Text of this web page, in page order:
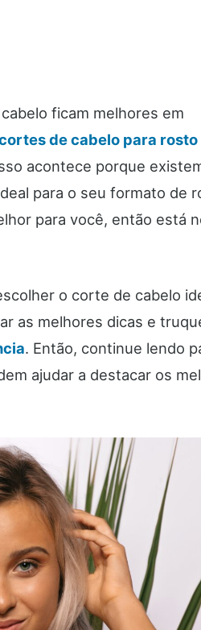
ficam melhores em
de cabelo para rosto
acontece porque
para o seu formato de
para você, então está
o corte de cabelo
as melhores dicas e
. Então, continue lendo
ajudar a destacar os